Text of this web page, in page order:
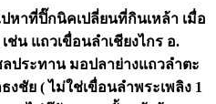
หาที่ปิ๊กนิคเปลี่ยนที่กินเหล้า เมื่อ
น แถวเขื่อนลำเชียงไกร อ.
ประทาน มอปลาย่างแถวลำตะ
งชัย ( ไม่ใช่เขื่อนลำพระเพลิง 1